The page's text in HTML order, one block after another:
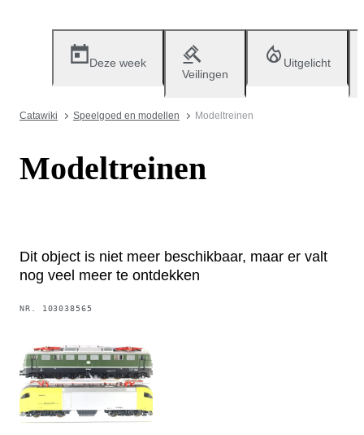
Deze week
Veilingen
Uitgelicht
Catawiki Speelgoed en modellen Modeltreinen
Modeltreinen
Dit object is niet meer beschikbaar, maar er valt
nog veel meer te ontdekken
NR. 103038565